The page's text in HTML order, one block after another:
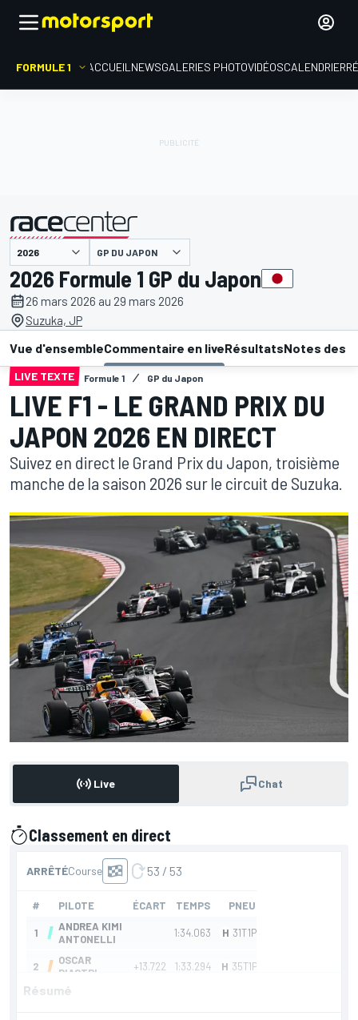
FORMULE 1 ACCUEIL NEWSGALERIES PHOTOVIDÉOSCALENDRIER
GP DU JAPON
2026 Formule 1 GP du Japon
26 mars 2026 au 29 mars 2026
Suzuka, JP
Vue d'ensembleCommentaire en liveRésultatsNotes des
LIVE TEXTE Formule 1 GP du Japon
LIVE F1 - LE GRAND PRIX DU
JAPON 2026 EN DIRECT
Suivez en direct le Grand Prix du Japon, troisième
manche de la saison 2026 sur le circuit de Suzuka.
Live Chat
Classement en direct
Résumé